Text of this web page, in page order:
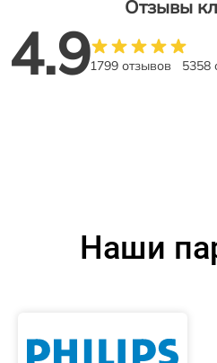
Отзывы
4.91799 отзывов 5358
Наши